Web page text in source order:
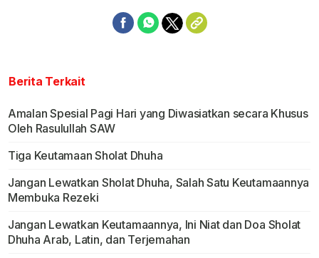
Berita Terkait
Amalan Spesial Pagi Hari yang Diwasiatkan secara Khusus
Oleh Rasulullah SAW
Tiga Keutamaan Sholat Dhuha
Jangan Lewatkan Sholat Dhuha, Salah Satu Keutamaannya
Membuka Rezeki
Jangan Lewatkan Keutamaannya, Ini Niat dan Doa Sholat
Dhuha Arab, Latin, dan Terjemahan